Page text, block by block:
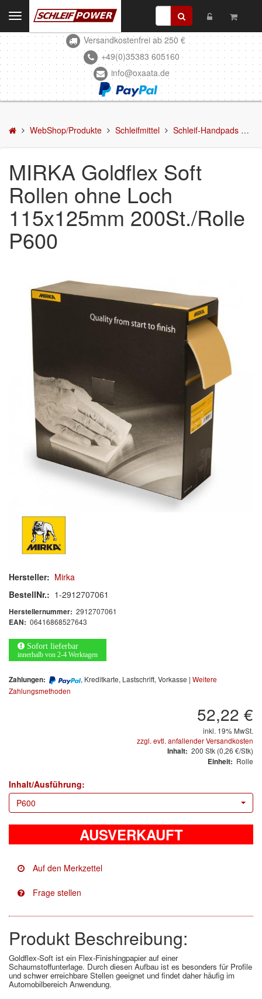
Kontakt
WebShop/Produkte
Schleifmittel
Schleifscheiben
DELTA-Schleifscheiben
Schleifstreifen
Schleifmittel in Rollen
Schleifbogen
Schleifvlies
Zubehör/Hilfsmittel
Kleben & Beschichten
Abdecken
Spachteln
Lackieren
Polieren
Malerbedarf & Zubehör
Werkzeug & Maschinen
Arbeitsschutz
Luftfilter
Mischfarben
Restposten
MARKEN
(1)
3M
EVERCOAT
(2)
Facdos
(5)
(1)
no-name
(1)
Novol
(3)
Prevost
Toggle
navigation Versandkostenfrei ab 250 €
+49(0)35383 605160
info@oxaata.de
WebShop/Produkte Schleifmittel Schleif-Handpads
MIRKA Goldflex Soft
Rollen ohne Loch
115x125mm 200St./Rolle
P600
Hersteller: Mirka
BestellNr.: 1-2912707061
Herstellernummer: 2912707061
EAN: 06416868527643
Sofort lieferbar
innerhalb von 2-4 Werktagen
Zahlungen: , Kreditkarte, Lastschrift, Vorkasse | Weitere
Zahlungsmethoden
52,22 €
inkl. 19% MwSt.
zzgl. evtl. anfallender Versandkosten
Inhalt: 200 Stk (0,26 €/Stk)
Einheit: Rolle
Inhalt/Ausführung:
P600
AUSVERKAUFT
Produkt Beschreibung:
Goldflex-Soft ist ein Flex-Finishingpapier auf einer
Schaumstoffunterlage. Durch diesen Aufbau ist es besonders für Profile
und schwer erreichbare Stellen geeignet und findet daher häufig im
Automobilbereich Anwendung.